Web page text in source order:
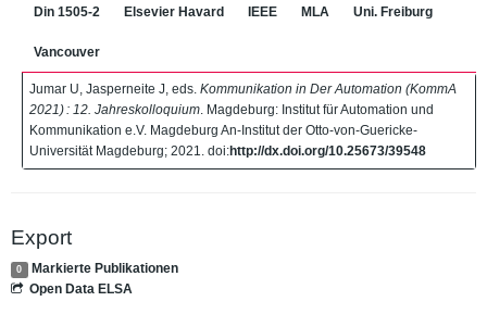
Din 1505-2 Elsevier Havard IEEE MLA Uni. Freiburg
Vancouver
Jumar U, Jasperneite J, eds. Kommunikation in Der Automation (KommA
2021) : 12. Jahreskolloquium . Magdeburg: Institut für Automation und
Kommunikation e.V. Magdeburg An-Institut der Otto-von-Guericke-
Universität Magdeburg; 2021. doi:http://dx.doi.org/10.25673/39548
Export
0
Markierte Publikationen
Open Data ELSA